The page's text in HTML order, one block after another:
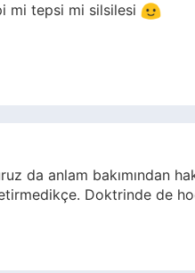
mi tepsi mi silsilesi
da anlam bakımından
Doktrinde de